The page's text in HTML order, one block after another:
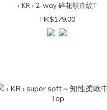
‹ KR › 2-way 碎花領直紋T
HK$179.00